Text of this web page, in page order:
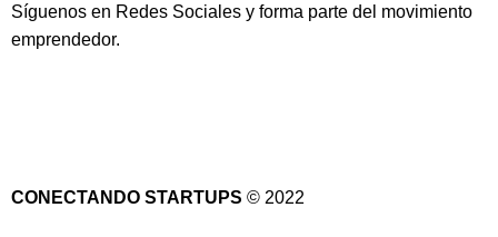
Síguenos en Redes Sociales y forma parte del movimiento
emprendedor.
CONECTANDO STARTUPS © 2022